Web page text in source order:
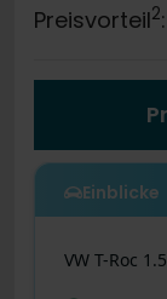
Preisvorteil2
Einblicke
VW T-Roc 1.5